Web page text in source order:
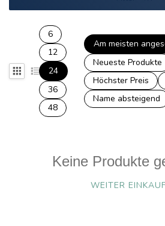
6
12
24
36
48
Am meisten
Neueste Produkte
Höchster Preis
Name absteigend
Keine Produkte
WEITER